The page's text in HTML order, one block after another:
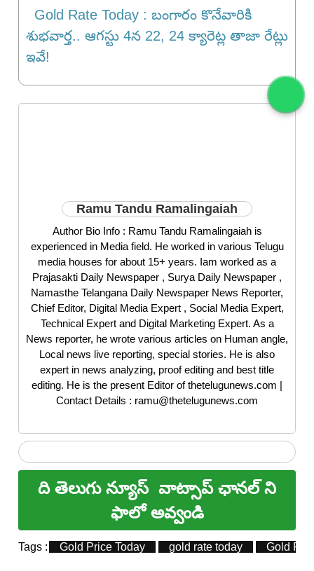
Gold Rate Today : బంగారం కొనేవారికి
శుభవార్త.. ఆగస్టు 4న 22, 24 క్యారెట్ల తాజా రేట్లు
ఇవే!
Ramu Tandu Ramalingaiah
Author Bio Info : Ramu Tandu Ramalingaiah is
experienced in Media field. He worked in various Telugu
media houses for about 15+ years. Iam worked as a
Prajasakti Daily Newspaper , Surya Daily Newspaper ,
Namasthe Telangana Daily Newspaper News Reporter,
Chief Editor, Digital Media Expert , Social Media Expert,
Technical Expert and Digital Marketing Expert. As a
News reporter, he wrote various articles on Human angle,
Local news live reporting, special stories. He is also
expert in news analyzing, proof editing and best title
editing. He is the present Editor of thetelugunews.com |
Contact Details : ramu@thetelugunews.com
ది తెలుగు న్యూస్ వాట్సాప్ ఛానల్ ని
ఫాలో అవ్వండి
Tags : Gold Price Today gold rate today Gold